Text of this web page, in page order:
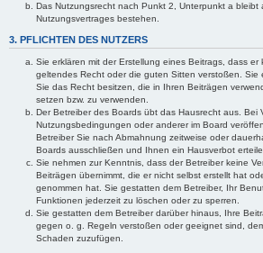
Das Nutzungsrecht nach Punkt 2, Unterpunkt a
Nutzungsvertrages bestehen.
3. PFLICHTEN DES NUTZERS
Sie erklären mit der Erstellung eines Beitrags, dass
geltendes Recht oder die guten Sitten verstoßen. Sie
Sie das Recht besitzen, die in Ihren Beiträgen
setzen bzw. zu verwenden.
Der Betreiber des Boards übt das Hausrecht aus. Bei
Nutzungsbedingungen oder anderer im Board
Betreiber Sie nach Abmahnung zeitweise oder
Boards ausschließen und Ihnen ein Hausverbot
Sie nehmen zur Kenntnis, dass der Betreiber keine
Beiträgen übernimmt, die er nicht selbst erstellt hat
genommen hat. Sie gestatten dem Betreiber, Ihr
Funktionen jederzeit zu löschen oder zu sperren.
Sie gestatten dem Betreiber darüber hinaus, Ihre
gegen o. g. Regeln verstoßen oder geeignet sind,
Schaden zuzufügen.